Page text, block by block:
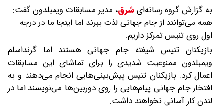
به گزارش گروه رسانه‌ایشرق، مدیر مسابقات ویمبلدون گفت:
همه می‌توانند از جام جهانی لذت ببرند اما اینجا ما در درجه
اول روی تنیس تمرکز داریم.
بازیکنان تنیس شیفته‌ جام جهانی هستند اما گرنداسلم
ویمبلدون ممنوعیت شدیدی را برای تماشای این مسابقات
اعمال کرد. بازیکنان تنیس پیش‌بینی‌هایی انجام می‌دهند و به
افتخار جام جهانی پیام‌هایی را روی دوربین‌ها می‌نویسند اما در
لندن کار آسانی نخواهند داشت.